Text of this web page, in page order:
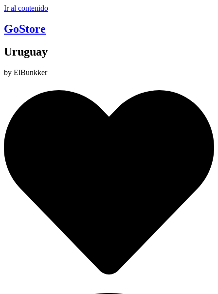
Ir al contenido
GoStore
Uruguay
by ElBunkker